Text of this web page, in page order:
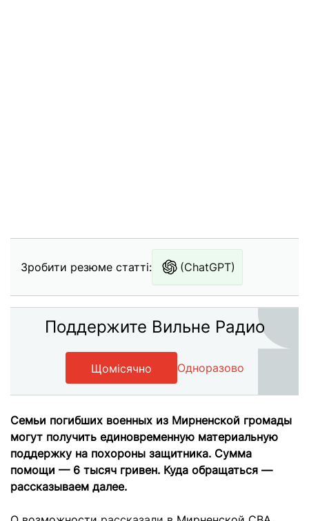
Зробити резюме статті: (ChatGPT)
Поддержите Вильне Радио
Щомісячно Одноразово
Семьи погибших военных из Мирненской громады
могут получить единовременную материальную
поддержку на похороны защитника. Сумма
помощи — 6 тысяч гривен. Куда обращаться —
рассказываем далее.